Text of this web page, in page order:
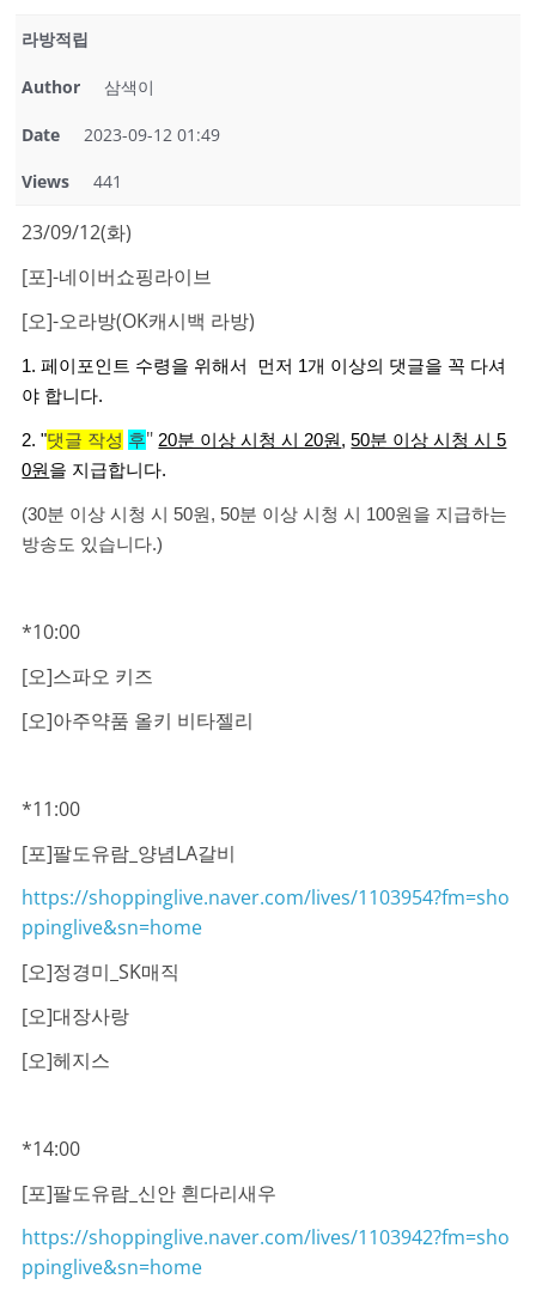
라방적립
Author 삼색이
Date 2023-09-12 01:49
Views 441
23/09/12(화)
[포]-네이버쇼핑라이브
[오]-오라방(OK캐시백 라방)
1. 페이포인트 수령을 위해서 먼저 1개 이상의 댓글을 꼭 다셔
야 합니다.
2. "댓글 작성 후" 20분 이상 시청 시 20원,50분 이상 시청 시 5
0원을 지급합니다.
(30분 이상 시청 시 50원, 50분 이상 시청 시 100원을 지급하는
방송도 있습니다.)
*10:00
[오]스파오 키즈
[오]아주약품 올키 비타젤리
*11:00
[포]팔도유람_양념LA갈비
https://shoppinglive.naver.com/lives/1103954?fm=sho
ppinglive&sn=home
[오]정경미_SK매직
[오]대장사랑
[오]헤지스
*14:00
[포]팔도유람_신안 흰다리새우
https://shoppinglive.naver.com/lives/1103942?fm=sho
ppinglive&sn=home